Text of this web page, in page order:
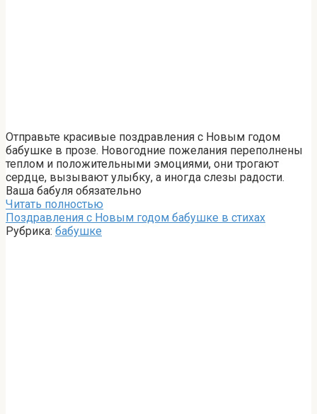
Отправьте красивые поздравления с Новым годом
бабушке в прозе. Новогодние пожелания переполнены
теплом и положительными эмоциями, они трогают
сердце, вызывают улыбку, а иногда слезы радости.
Ваша бабуля обязательно
Читать полностью
Поздравления с Новым годом бабушке в стихах
Рубрика: бабушке